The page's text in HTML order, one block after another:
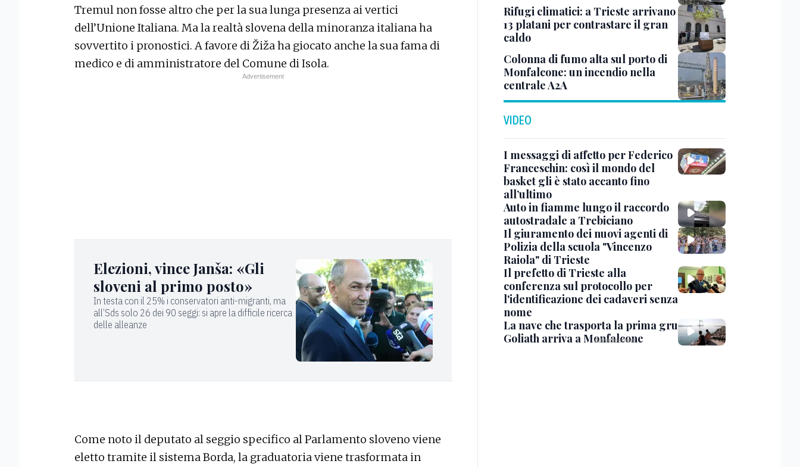
Tremul non fosse altro che per la sua lunga presenza ai vertici
dell’Unione Italiana. Ma la realtà slovena della minoranza italiana ha
sovvertito i pronostici. A favore di Žiža ha giocato anche la sua fama di
medico e di amministratore del Comune di Isola.
Elezioni, vince Janša: «Gli
sloveni al primo posto»
In testa con il 25% i conservatori anti-migranti, ma
all’Sds solo 26 dei 90 seggi: si apre la difficile ricerca
delle alleanze
Come noto il deputato al seggio specifico al Parlamento sloveno viene
eletto tramite il sistema Borda, la graduatoria viene trasformata in
Rifugi climatici: a Trieste arrivano
13 platani per contrastare il gran
caldo
Colonna di fumo alta sul porto di
Monfalcone: un incendio nella
centrale A2A
VIDEO
I messaggi di affetto per Federico
Franceschin: così il mondo del
basket gli è stato accanto fino
all’ultimo
Auto in fiamme lungo il raccordo
autostradale a Trebiciano
Il giuramento dei nuovi agenti di
Polizia della scuola "Vincenzo
Raiola" di Trieste
Il prefetto di Trieste alla
conferenza sul protocollo per
l'identificazione dei cadaveri senza
nome
La nave che trasporta la prima gru
Goliath arriva a Monfalcone